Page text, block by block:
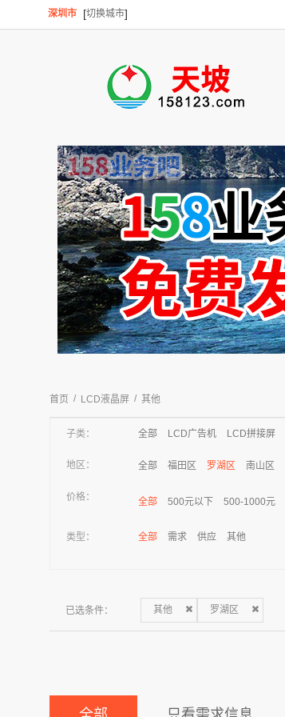
深圳市 [切换城市]
首页 / LCD液晶屏 / 其他
子类： 全部 LCD广告机 LCD拼接屏
地区： 全部 福田区 罗湖区 南山区
价格： 全部 500元以下 500-1000元
类型： 全部 需求 供应 其他
已选条件： 其他 罗湖区